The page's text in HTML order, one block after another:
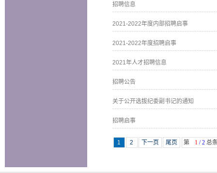
招聘信息
2021-2022年度内部招聘启事
2021-2022年度招聘启事
2021年人才招聘信息
招聘公告
关于公开选拔纪委副书记的通知
招聘启事
1 2 下一页 尾页 第 1 / 2总